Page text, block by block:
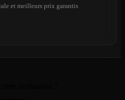
et meilleurs prix garantis